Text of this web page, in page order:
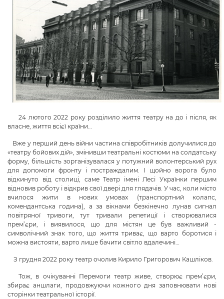
24 лютого 2022 року розділило життя театру на до і після, як
власне, життя всієї країни…
Вже у перший день війни частина співробітників долучилися до
«театру бойових дій», змінивши театральні костюми на солдатську
форму, більшість зорганізувалася у потужний волонтерський рух
для допомоги фронту і постраждалим. І щойно ворога було
відкинуто від столиці, саме Театр імені Лесі Українки першим
відновив роботу і відкрив свої двері для глядачів. У час, коли місто
вчилося жити в нових умовах (транспортний колапс,
комендантська година), а за вікнами безкінечно лунав сигнал
повітряної тривоги, тут тривали репетиції і створювалися
прем’єри, і виявилося, що для містян це був важливий -
символічний знак того, що життя триває, що варто боротися і
можна вистояти, варто лише бачити світло вдалечині…
З грудня 2022 року театр очолив Кирило Григорович Кашліков.
Тож, в очікуванні Перемоги театр живе, створює прем’єри,
збирає аншлаги, продовжуючи кожного дня заповнювати нові
сторінки театральної історії.